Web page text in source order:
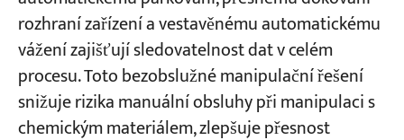
rozhraní zařízení a vestavěnému automatickému
vážení zajišťují sledovatelnost dat v celém
procesu. Toto bezobslužné manipulační řešení
snižuje rizika manuální obsluhy při manipulaci s
chemickým materiálem, zlepšuje přesnost